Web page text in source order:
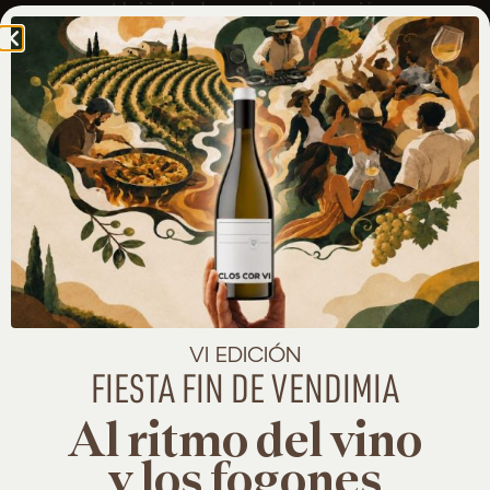
Al viñedo y la zona de elaboración
CATA
De tres vinos de nuestra bodega.
DÍAS:
De lunes a viernes
VI EDICIÓN
FIESTA FIN DE VENDIMIA
Al ritmo del vino